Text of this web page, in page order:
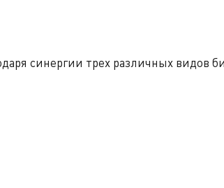
синергии трех различных видов